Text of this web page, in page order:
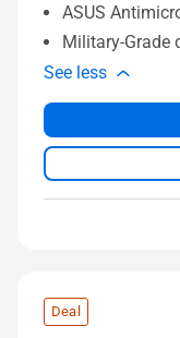
ASUS
Military-Grade
See less
Deal